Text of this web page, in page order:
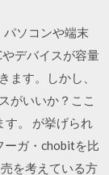
ソコンや端末
デバイスが容量
ます。しかし、
がいいか？ここ
す。 が挙げられ
ーガ・chobitを比
を考えている方